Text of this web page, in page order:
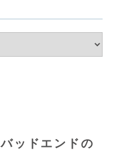
ッドエンドの